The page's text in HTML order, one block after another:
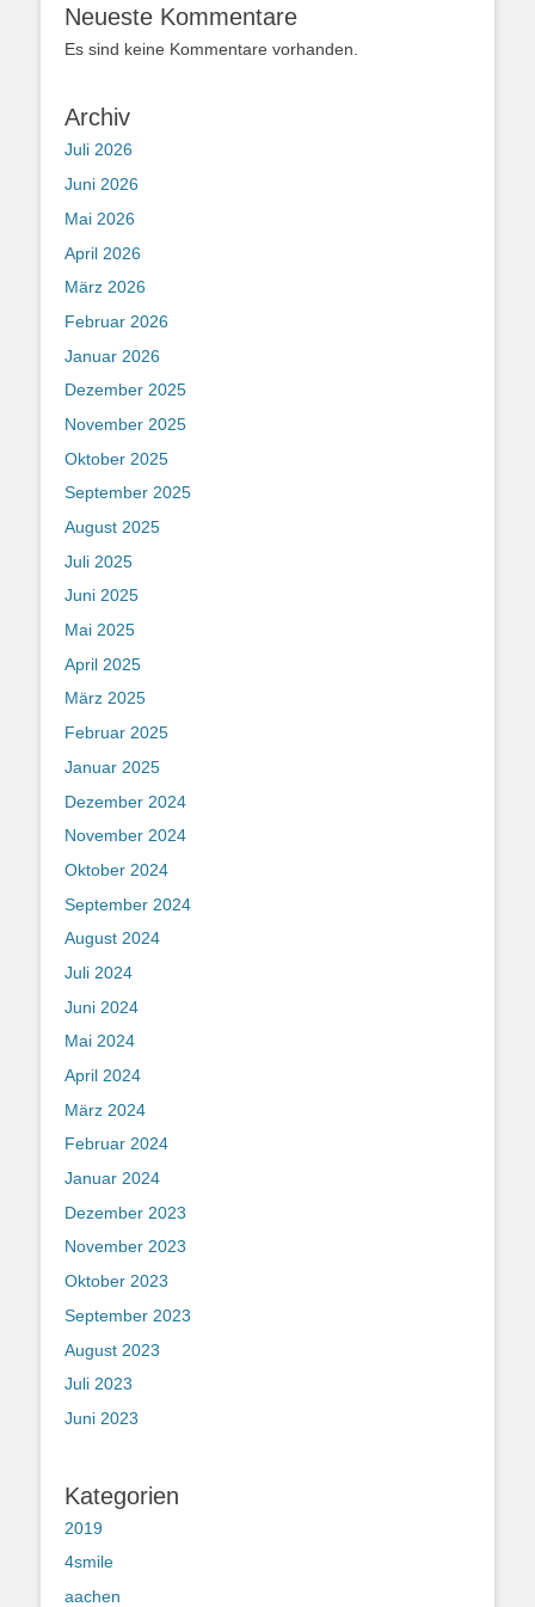
Neueste Kommentare
Es sind keine Kommentare vorhanden.
Archiv
Juli 2026
Juni 2026
Mai 2026
April 2026
März 2026
Februar 2026
Januar 2026
Dezember 2025
November 2025
Oktober 2025
September 2025
August 2025
Juli 2025
Juni 2025
Mai 2025
April 2025
März 2025
Februar 2025
Januar 2025
Dezember 2024
November 2024
Oktober 2024
September 2024
August 2024
Juli 2024
Juni 2024
Mai 2024
April 2024
März 2024
Februar 2024
Januar 2024
Dezember 2023
November 2023
Oktober 2023
September 2023
August 2023
Juli 2023
Juni 2023
Kategorien
2019
4smile
aachen